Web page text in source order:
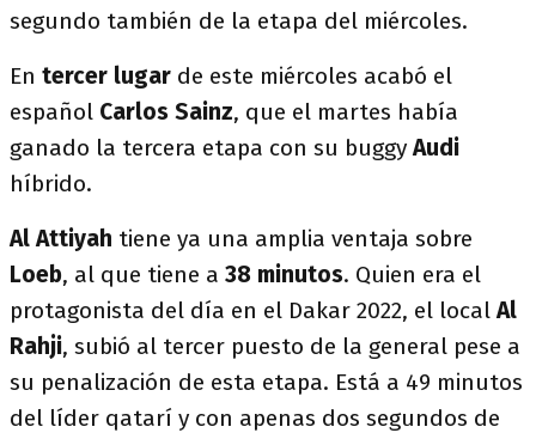
segundo también de la etapa del miércoles.
En tercer lugar de este miércoles acabó el
español Carlos Sainz, que el martes había
ganado la tercera etapa con su buggyAudi
híbrido.
Al Attiyah tiene ya una amplia ventaja sobre
Loeb, al que tiene a 38 minutos. Quien era el
protagonista del día en el Dakar 2022, el localAl
Rahji, subió al tercer puesto de la general pese a
su penalización de esta etapa. Está a 49 minutos
del líder qatarí y con apenas dos segundos de